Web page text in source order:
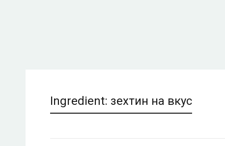
Ingredient: зехтин на вкус